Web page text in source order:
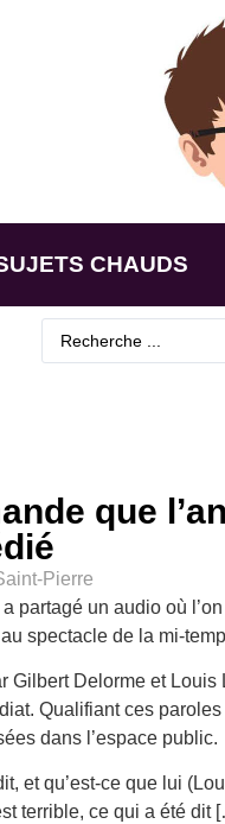
CHAUDS
que
Pierre
a partagé un audio où
spectacle de la mi-
Gilbert Delorme et
Qualifiant ces
dans l’espace public.
et qu’est-ce que lui
terrible, ce qui a été